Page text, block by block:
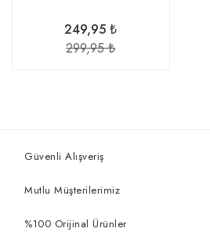
249,95 ₺
299,95 ₺
Güvenli Alışveriş
Mutlu Müşterilerimiz
%100 Orijinal Ürünler